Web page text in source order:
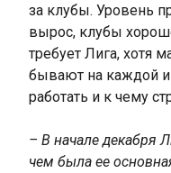
за клубы. Уровень
вырос, клубы
требует Лига, хотя
бывают на каждой
работать и к чему
– В начале декабря
чем была ее